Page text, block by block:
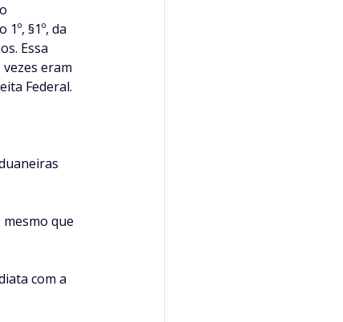
§1º, da
Essa
eram
Federal.
que
com a